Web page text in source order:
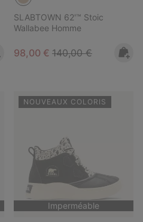
SLABTOWN 62'™ Stoic
Wallabee Homme
Sale price:
98,00 € Regular price:
140,00 €
NOUVEAUX COLORIS
Imperméable